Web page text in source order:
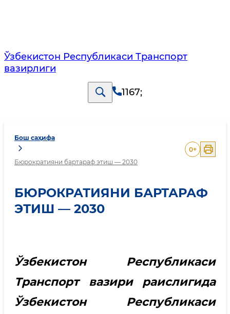
Ўзбекистон Республикаси Транспорт
вазирлиги
1167;
Бош саҳифа
Бюрократияни бартараф этиш — 2030
0+
БЮРОКРАТИЯНИ БАРТАРАФ
ЭТИШ — 2030
Ўзбекистон Республикаси
Транспорт вазири раислигида
Ўзбекистон Республикаси